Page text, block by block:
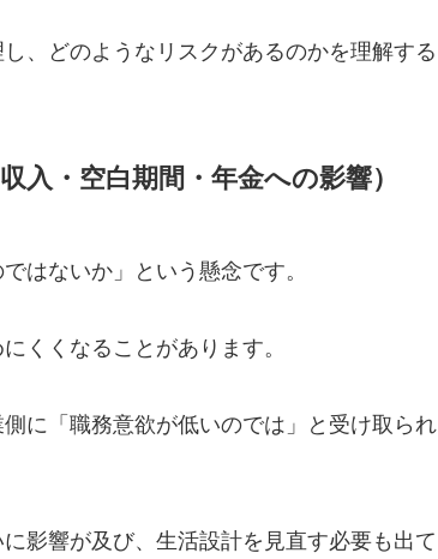
、どのようなリスクがあるのかを理解する
入・空白期間・年金への影響）
はないか」という懸念です。
くくなることがあります。
に「職務意欲が低いのでは」と受け取られ
影響が及び、生活設計を見直す必要も出て